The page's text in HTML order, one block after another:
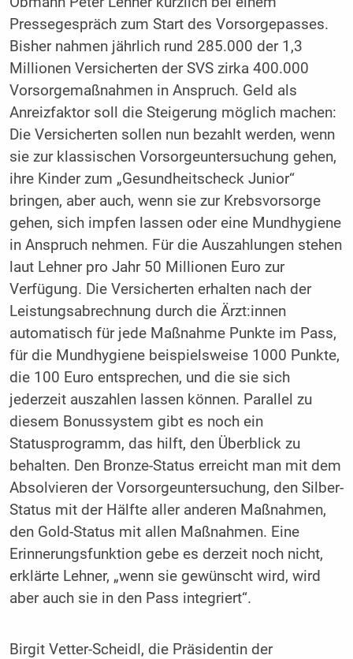
Pressegespräch zum Start des Vorsorgepasses.
Bisher nahmen jährlich rund 285.000 der 1,3
Millionen Versicherten der SVS zirka 400.000
Vorsorgemaßnahmen in Anspruch. Geld als
Anreizfaktor soll die Steigerung möglich machen:
Die Versicherten sollen nun bezahlt werden, wenn
sie zur klassischen Vorsorgeuntersuchung gehen,
ihre Kinder zum „Gesundheitscheck Junior“
bringen, aber auch, wenn sie zur Krebsvorsorge
gehen, sich impfen lassen oder eine Mundhygiene
in Anspruch nehmen. Für die Auszahlungen stehen
laut Lehner pro Jahr 50 Millionen Euro zur
Verfügung. Die Versicherten erhalten nach der
Leistungsabrechnung durch die Ärzt:innen
automatisch für jede Maßnahme Punkte im Pass,
für die Mundhygiene beispielsweise 1000 Punkte,
die 100 Euro entsprechen, und die sie sich
jederzeit auszahlen lassen können. Parallel zu
diesem Bonussystem gibt es noch ein
Statusprogramm, das hilft, den Überblick zu
behalten. Den Bronze-Status erreicht man mit dem
Absolvieren der Vorsorgeuntersuchung, den Silber-
Status mit der Hälfte aller anderen Maßnahmen,
den Gold-Status mit allen Maßnahmen. Eine
Erinnerungsfunktion gebe es derzeit noch nicht,
erklärte Lehner, „wenn sie gewünscht wird, wird
aber auch sie in den Pass integriert“.
Birgit Vetter-Scheidl, die Präsidentin der